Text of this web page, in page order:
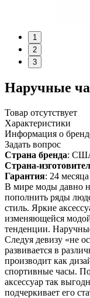
1
2
3
Наручные
Товар отсутствует
Характеристики
Информация о
Задать вопрос
Страна бренда:
Страна-
Гарантия: 24 месяца
В мире моды давно
пополнить ряды
стиль. Яркие
изменяющейся
тенденции.
Следуя девизу «не
развивается в
производит как
спортивные часы.
аксессуар так
подчеркивает его